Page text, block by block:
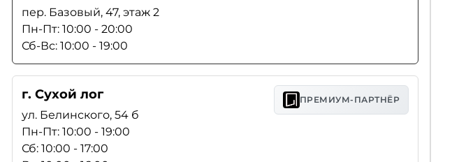
пер. Базовый, 47, этаж 2
Пн-Пт: 10:00 - 20:00
Сб-Вс: 10:00 - 19:00
г. Сухой лог
ул. Белинского, 54 б
Пн-Пт: 10:00 - 19:00
Сб: 10:00 - 17:00
ПРЕМИУМ-ПАРТНЁР